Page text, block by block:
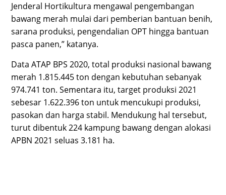
Jenderal Hortikultura mengawal pengembangan
bawang merah mulai dari pemberian bantuan benih,
sarana produksi, pengendalian OPT hingga bantuan
pasca panen,” katanya.
Data ATAP BPS 2020, total produksi nasional bawang
merah 1.815.445 ton dengan kebutuhan sebanyak
974.741 ton. Sementara itu, target produksi 2021
sebesar 1.622.396 ton untuk mencukupi produksi,
pasokan dan harga stabil. Mendukung hal tersebut,
turut dibentuk 224 kampung bawang dengan alokasi
APBN 2021 seluas 3.181 ha.